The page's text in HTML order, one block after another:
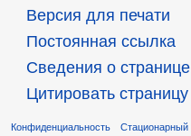
Версия для печати
Постоянная ссылка
Сведения о странице
Цитировать страницу
Конфиденциальность Стационарный